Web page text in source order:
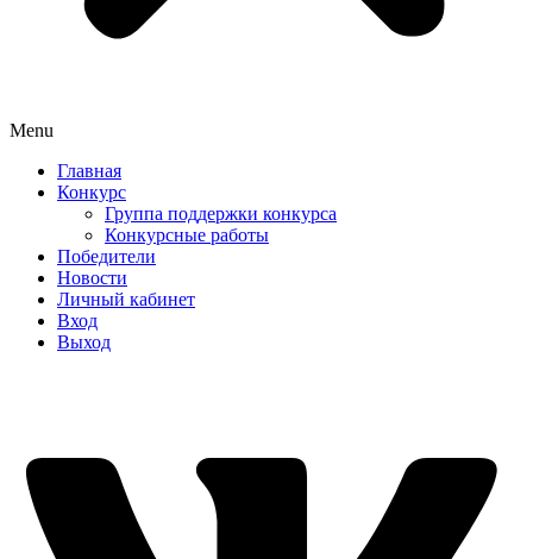
Menu
Главная
Конкурс
Группа поддержки конкурса
Конкурсные работы
Победители
Новости
Личный кабинет
Вход
Выход